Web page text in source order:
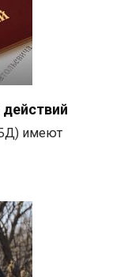
имеют